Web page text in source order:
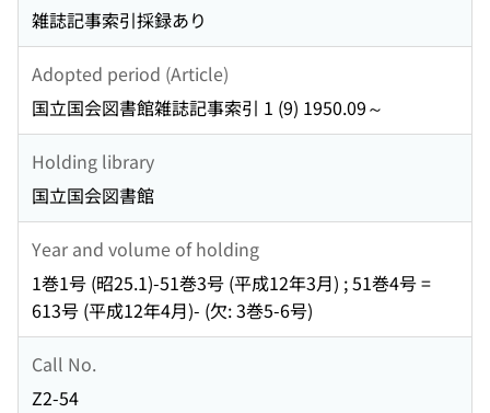
雑誌記事索引採録あり
Adopted period (Article)
国立国会図書館雑誌記事索引 1 (9) 1950.09～
Holding library
国立国会図書館
Year and volume of holding
1巻1号 (昭25.1)-51巻3号 (平成12年3月) ; 51巻4号 =
613号 (平成12年4月)- (欠: 3巻5-6号)
Call No.
Z2-54